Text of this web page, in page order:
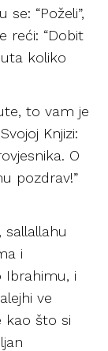
“Poželi”,
reći: “Dobit
koliko
to vam je
Knjizi:
O
pozdrav!”
i
Ibrahimu, i
ve
kao što si